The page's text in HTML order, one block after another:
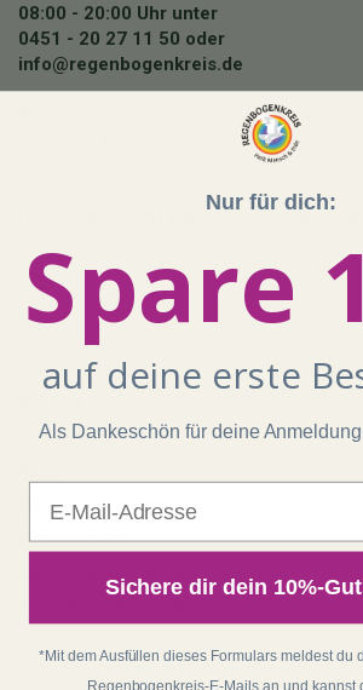
08:00 - 20:00 Uhr unter
0451 - 20 27 11 50 oder
info@regenbogenkreis.de
Buche hier deine kostenfreie
Unser Shop läuft auf 100 % Ökostrom
Impressum
Widerrufsrecht
Datenschutz
Nur für dich:
Spare
auf deine erste
Als Dankeschön für deine
Sichere dir dein 10%-
*Mit dem Ausfüllen dieses Formulars meldest du
Regenbogenkreis-E-Mails an und kannst